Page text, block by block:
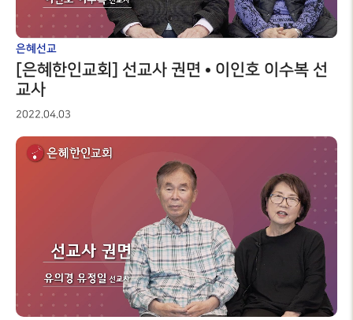
은혜선교
[은혜한인교회] 선교사 권면 • 이인호 이수복 선
교사
2022.04.03